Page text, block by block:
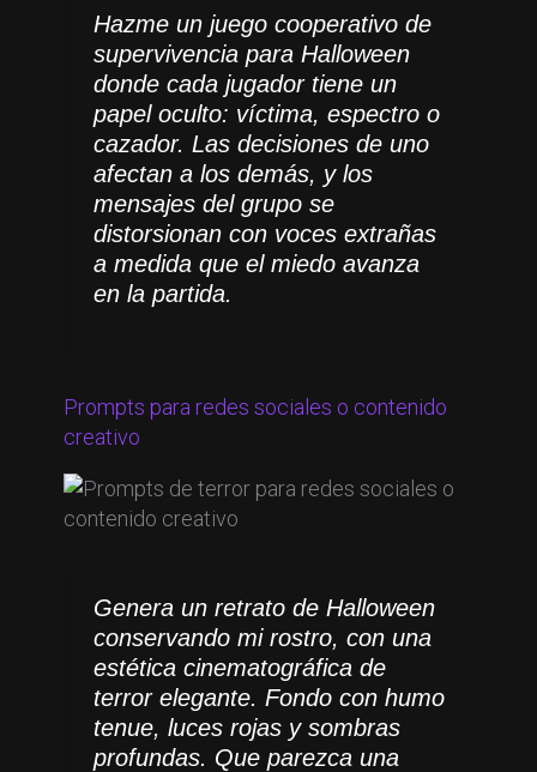
Hazme un juego cooperativo de
supervivencia para Halloween
donde cada jugador tiene un
papel oculto: víctima, espectro o
cazador. Las decisiones de uno
afectan a los demás, y los
mensajes del grupo se
distorsionan con voces extrañas
a medida que el miedo avanza
en la partida.
Prompts para redes sociales o contenido
creativo
Genera un retrato de Halloween
conservando mi rostro, con una
estética cinematográfica de
terror elegante. Fondo con humo
tenue, luces rojas y sombras
profundas. Que parezca una